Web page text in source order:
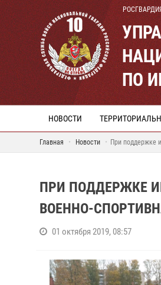
ПО
НОВОСТИ
Главная Новости При поддержке
ПРИ ПОДДЕРЖКЕ
ВОЕННО-
01 октября 2019, 08:57